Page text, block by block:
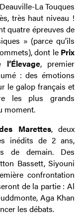
La Touques
très haut niveau !
quatre épreuves de
» (parce qu’ils
dont le Prix
, premier
: des émotions
le galop français et
les plus grands
moment.
Marettes, deux
inédits de 2 ans,
de demain. Des
Bassett, Siyouni
confrontation
de la partie : Al
Aga Khan
les débats.